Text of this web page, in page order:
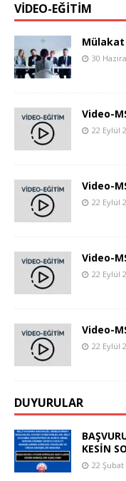
VİDEO-EĞİTİM
30
Video-
22 Eylül
Video-
22 Eylül
Video-
22 Eylül
Video-
22 Eylül
DUYURULAR
KESİN
22 Şubat